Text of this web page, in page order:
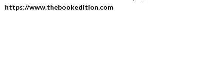
https://www.thebookedition.com